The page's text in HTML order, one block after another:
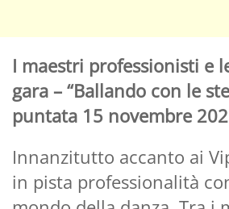
I maestri professionisti e
gara – “Ballando con le
puntata 15 novembre
Innanzitutto accanto ai
in pista professionalità